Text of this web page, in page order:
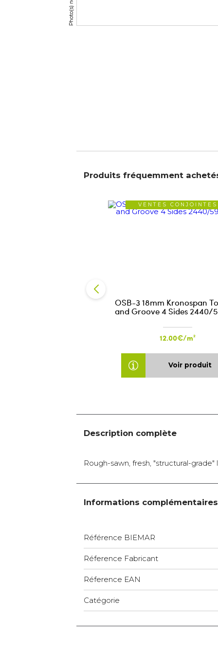
Produits fréquemment
VENTES CONJOINTES
OSB-3 18mm Kronospan
and Groove 4 Sides 2440/
12.00€/m²
Voir produit
Description complète
Rough-sawn, fresh, "structural-
Informations complémentaires
Référence BIEMAR
Réference Fabricant
Réference EAN
Catégorie